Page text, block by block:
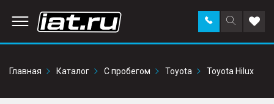
Поиск
по
Заказать
звонок в
Главная
Каталог С пробегом Toyota Toyota Hilux